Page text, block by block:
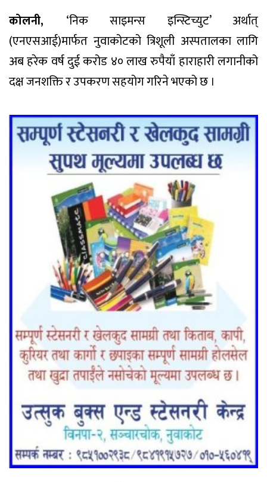
कोलनी, ‘निक साइमन्स इन्स्टिच्युट’ अर्थात्
(एनएसआई)मार्फत नुवाकोटको त्रिशूली अस्पतालका लागि
अब हरेक वर्ष दुई करोड ४० लाख रुपैयाँ हाराहारी लगानीको
दक्ष जनशक्ति र उपकरण सहयोग गरिने भएको छ ।